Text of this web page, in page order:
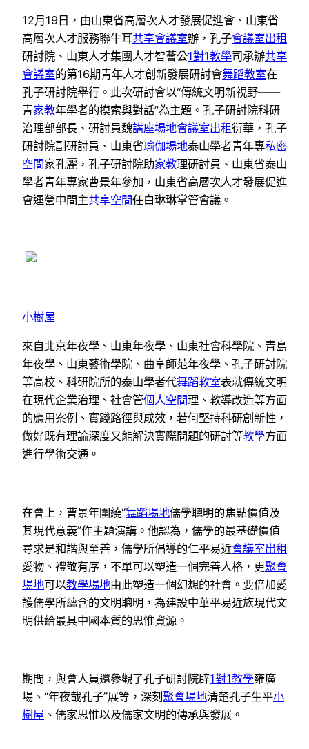
12月19日，由山東省高層次人才發展促進會、山東省
高層次人才服務聯牛耳共享會議室辦，孔子會議室出租
研討院、山東人才集團人才智薈公1對1教學司承辦共享
會議室的第16期青年人才創新發展研討會舞蹈教室在
孔子研討院舉行。此次研討會以“傳統文明新視野——
青家教年學者的摸索與對話”為主題。孔子研討院科研
治理部部長、研討員魏講座場地會議室出租衍華，孔子
研討院副研討員、山東省瑜伽場地泰山學者青年專私密
空間家孔麗，孔子研討院助家教理研討員、山東省泰山
學者青年專家曹景年參加，山東省高層次人才發展促進
會運營中間主共享空間任白琳琳掌管會議。
小樹屋
來自北京年夜學、山東年夜學、山東社會科學院、青島
年夜學、山東藝術學院、曲阜師范年夜學、孔子研討院
等高校、科研院所的泰山學者代舞蹈教室表就傳統文明
在現代企業治理、社會管個人空間理、教導改造等方面
的應用案例、實踐路徑與成效，若何堅持科研創新性，
做好既有理論深度又能解決實際問題的研討等教學方面
進行學術交通。
在會上，曹景年圍繞“舞蹈場地儒學聰明的焦點價值及
其現代意義”作主題演講。他認為，儒學的最基礎價值
尋求是和諧與至善，儒學所倡導的仁平易近會議室出租
愛物、禮敬有序，不單可以塑造一個完善人格，更聚會
場地可以教學場地由此塑造一個幻想的社會。要倍加愛
護儒學所蘊含的文明聰明，為建設中華平易近族現代文
明供給最具中國本質的思惟資源。
期間，與會人員還參觀了孔子研討院辟1對1教學雍廣
場、“年夜哉孔子”展等，深刻 聚會場地清楚孔子生平小
樹屋 、儒家思惟以及儒家文明的傳承與發展。